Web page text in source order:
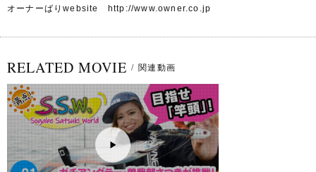
オーナーばりwebsite http://www.owner.co.jp
RELATED MOVIE / 関連動画